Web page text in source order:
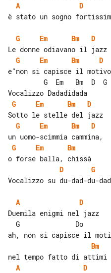
A
D
è stato un sogno
G Em Bm
D
G
Em Bm
D
e"non si capisce il
G
Em Bm
D
G
Em Bm
D
G
Em
Bm
D
G
Vocalizzo su du-dad-du-dad
A
D
Duemila enigmi nel jazz
Bm
A
D